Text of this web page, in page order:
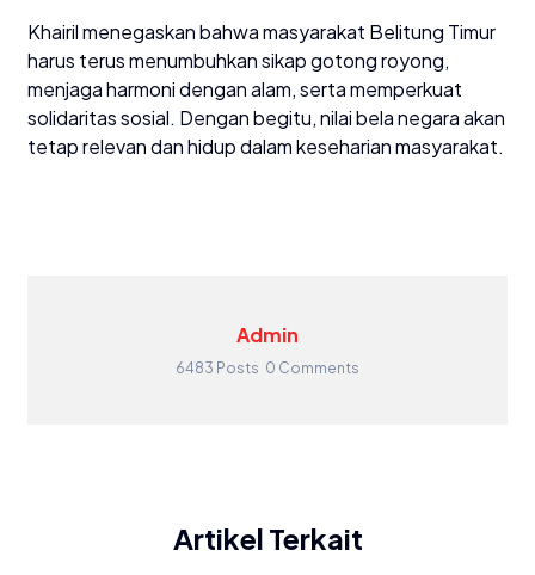
Khairil menegaskan bahwa masyarakat Belitung Timur
harus terus menumbuhkan sikap gotong royong,
menjaga harmoni dengan alam, serta memperkuat
solidaritas sosial. Dengan begitu, nilai bela negara akan
tetap relevan dan hidup dalam keseharian masyarakat.
Admin
6483 Posts 0 Comments
Artikel Terkait